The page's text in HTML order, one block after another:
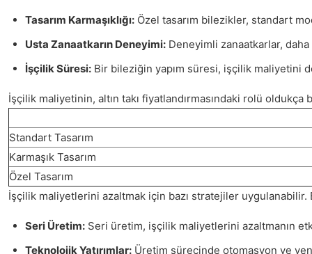
Tasarım Karmaşıklığı: Özel tasarım bilezikler, standart
Usta Zanaatkarın Deneyimi: Deneyimli zanaatkarlar,
İşçilik Süresi: Bir bileziğin yapım süresi, işçilik maliyetini
İşçilik maliyetinin, altın takı fiyatlandırmasındaki rolü
Standart Tasarım
Karmaşık Tasarım
Özel Tasarım
İşçilik maliyetlerini azaltmak için bazı stratejiler
Seri Üretim: Seri üretim, işçilik maliyetlerini azaltmanın
Teknolojik Yatırımlar: Üretim sürecinde otomasyon ve